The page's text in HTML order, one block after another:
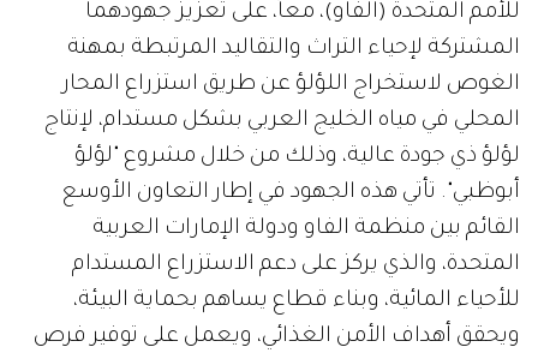
للأمم المتحدة (الفاو)، معاً، على تعزيز جهودهما
المشتركة لإحياء التراث والتقاليد المرتبطة بمهنة
الغوص لاستخراج اللؤلؤ عن طريق استزراع المحار
المحلي في مياه الخليج العربي بشكل مستدام، لإنتاج
لؤلؤ ذي جودة عالية، وذلك من خلال مشروع "لؤلؤ
أبوظبي". تأتي هذه الجهود في إطار التعاون الأوسع
القائم بين منظمة الفاو ودولة الإمارات العربية
المتحدة، والذي يركز على دعم الاستزراع المستدام
للأحياء المائية، وبناء قطاع يساهم بحماية البيئة،
ويحقق أهداف الأمن الغذائي، ويعمل على توفير فرص